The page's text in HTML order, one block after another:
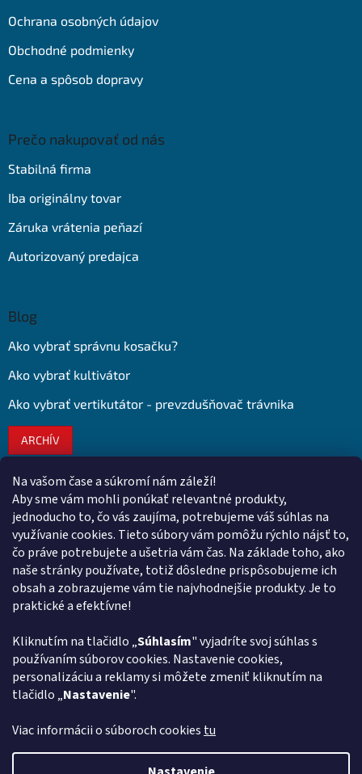
Na vašom čase a súkromí nám záleží!
Aby sme vám mohli ponúkať relevantné produkty,
jednoducho to, čo vás zaujíma, potrebujeme váš súhlas na
využívanie cookies. Tieto súbory vám pomôžu rýchlo nájsť to,
čo práve potrebujete a ušetria vám čas. Na základe toho, ako
naše stránky používate, totiž dôsledne prispôsobujeme ich
obsah a zobrazujeme vám tie najvhodnejšie produkty. Je to
praktické a efektívne!
Kliknutím na tlačidlo „Súhlasím" vyjadríte svoj súhlas s
používaním súborov cookies. Nastavenie cookies,
personalizáciu a reklamy si môžete zmeniť kliknutím na
tlačidlo „Nastavenie".
Viac informácii o súboroch cookies tu
Ochrana osobných údajov
Obchodné podmienky
Cena a spôsob dopravy
Prečo nakupovať od nás
Stabilná firma
Iba originálny tovar
Záruka vrátenia peňazí
Autorizovaný predajca
Blog
Ako vybrať správnu kosačku?
Ako vybrať kultivátor
Ako vybrať vertikutátor - prevzdušňovač trávnika
ARCHÍV
Kontakt
obchod@ euroshopy.sk
0911 931 019
0911 931 019
Facebook Euroshopy
Prijímame online platby